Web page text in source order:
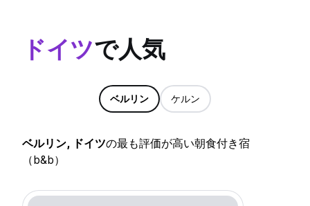
ドイツで人気
ベルリン ケルン
ベルリン, ドイツの最も評価が高い朝食付き宿
（b&b）